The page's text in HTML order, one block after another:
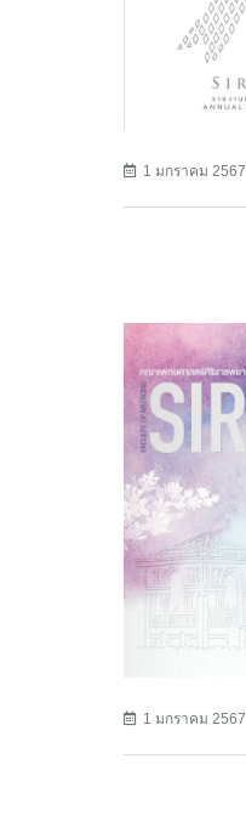
1 มกราคม 2567
1 มกราคม 2567